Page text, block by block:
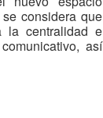
considera que
la centralidad e
así